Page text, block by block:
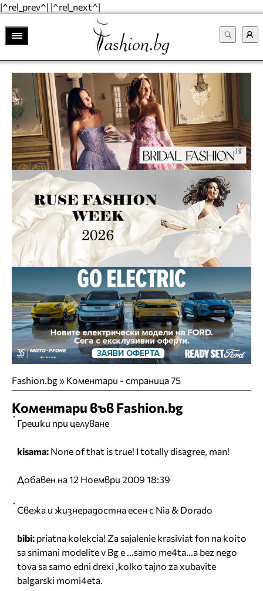
|^rel_prev^| |^rel_next^|
Fashion.bg» Коментари - страница 75
Коментари във Fashion.bg
Грешки при целуване
kisama: None of that is true! I totally disagree, man!
Добавен на 12 Ноември 2009 18:39
Свежа и жизнерадостна есен с Nia & Dorado
bibi: priatna kolekcia! Za sajalenie krasiviat fon na koito
sa snimani modelite v Bg e ...samo me4ta...a bez nego
tova sa samo edni drexi ,kolko tajno za xubavite
balgarski momi4eta.